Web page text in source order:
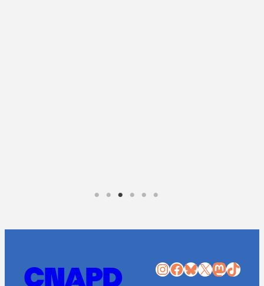
InstagramFacebook Bluesky X Mastodon TikTok